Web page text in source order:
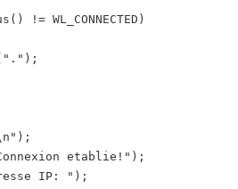
WL_CONNECTED)
etablie!");
IP: ");